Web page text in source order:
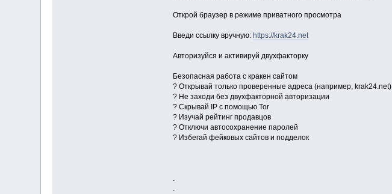
Открой браузер в режиме приватного просмотра
Введи ссылку вручную: https://krak24.net
Авторизуйся и активируй двухфакторку
Безопасная работа с кракен сайтом
? Открывай только проверенные адреса (например, krak24.net)
? Не заходи без двухфакторной авторизации
? Скрывай IP с помощью Tor
? Изучай рейтинг продавцов
? Отключи автосохранение паролей
? Избегай фейковых сайтов и подделок
.
.